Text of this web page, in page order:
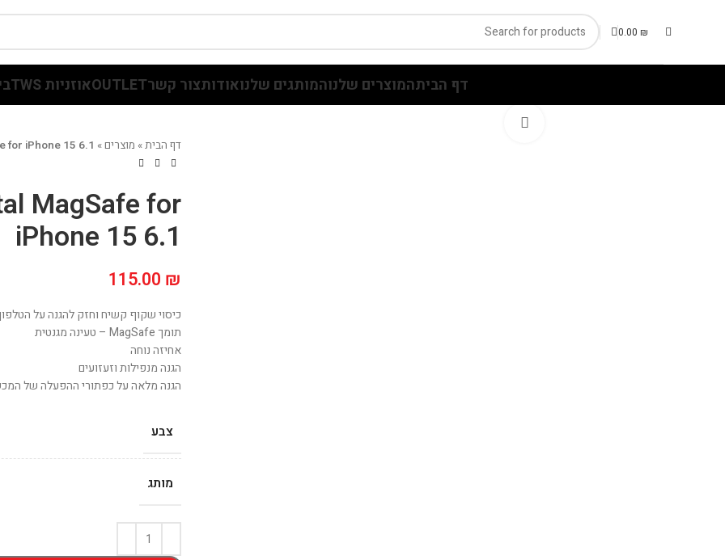
0.00 ₪
דף הביתהמוצרים שלנוהמותגים שלנואודותצור קשרOUTLETאוזניות TWS
דף הבית» מוצרים»
for iPhone 15 6.1
MagSafe for
iPhone 15 6.1
115.00 ₪
כיסוי שקוף קשיח וחזק להגנה על
תומך MagSafe – טעינה מגנטית
אחיזה נוחה
הגנה מנפילות וזעזועים
הגנה מלאה על כפתורי ההפעלה של
צבע
מותג